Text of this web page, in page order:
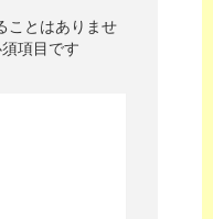
ことはありませ
項目です